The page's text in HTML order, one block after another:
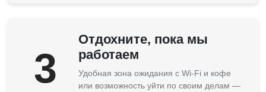
3
Отдохните, пока мы
работаем
Удобная зона ожидания с Wi-Fi и кофе
или возможность уйти по своим делам —